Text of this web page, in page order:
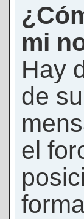
mi
Hay
de
el